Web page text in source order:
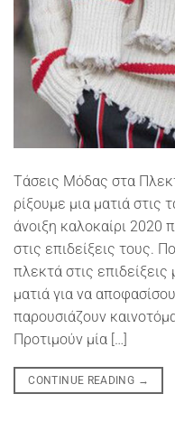
Τάσεις Μόδας στα
ρίξουμε μια ματιά στις
άνοιξη καλοκαίρι 2020
στις επιδείξεις τους.
πλεκτά στις
ματιά για να
παρουσιάζουν
Προτιμούν μία […]
CONTINUE READING →